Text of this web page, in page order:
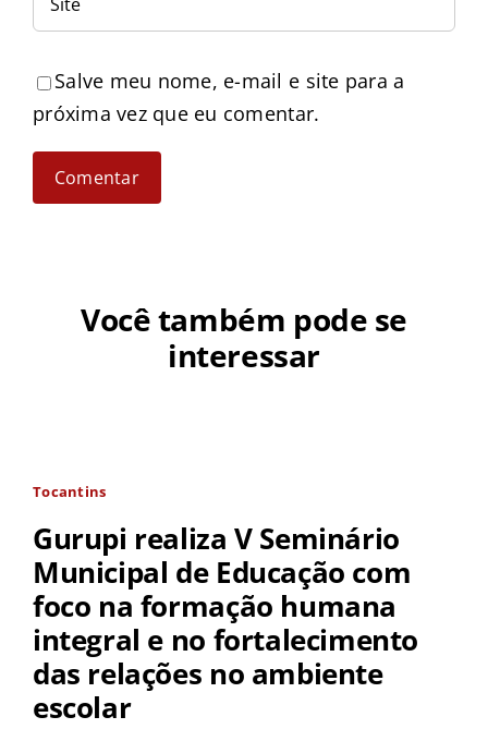
Salve meu nome, e-mail e site para a
próxima vez que eu comentar.
Você também pode se
interessar
Tocantins
Gurupi realiza V Seminário
Municipal de Educação com
foco na formação humana
integral e no fortalecimento
das relações no ambiente
escolar